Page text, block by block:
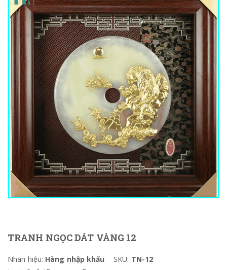
TRANH NGỌC DÁT VÀNG 12
Nhãn hiệu: Hàng nhập khẩu SKU: TN-12